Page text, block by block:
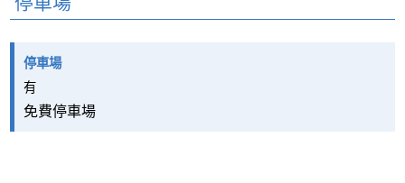
停車場
有
免費停車場